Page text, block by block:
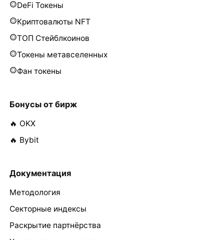
DeFi Токены
Криптовалюты NFT
ТОП Стейблкоинов
Токены метавселенных
Фан токены
Бонусы от бирж
🔥 OKX
🔥 Bybit
Документация
Методология
Секторные индексы
Раскрытие партнёрства